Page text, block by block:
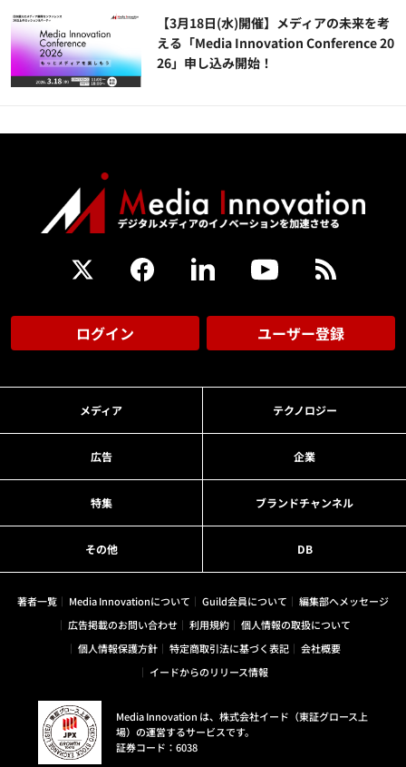
【3月18日(水)開催】メディアの未来を考
える「Media Innovation Conference 20
26」申し込み開始！
ログイン ユーザー登録
メディア テクノロジー
広告 企業
特集 ブランドチャンネル
その他 DB
著者一覧 Media Innovationについて Guild会員について
編集部へメッセージ
広告掲載のお問い合わせ
利用規約
個人情報の取扱について
個人情報保護方針
特定商取引法に基づく表記
会社概要
イードからのリリース情報
Media Innovation は、株式会社イード（東証グロース上
場）の運営するサービスです。
証券コード：6038